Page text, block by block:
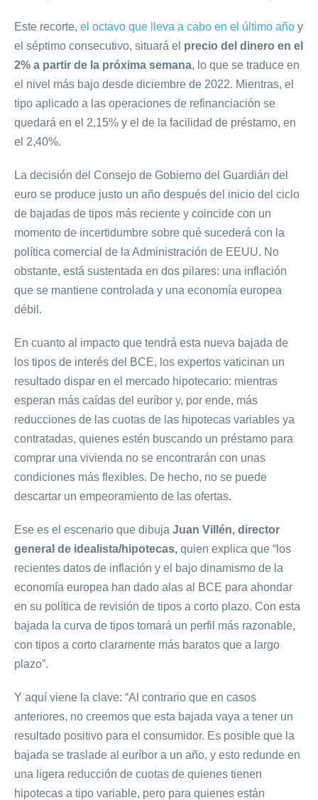
Este recorte, el octavo que lleva a cabo en el último año y
el séptimo consecutivo, situará el precio del dinero en el
2% a partir de la próxima semana, lo que se traduce en
el nivel más bajo desde diciembre de 2022. Mientras, el
tipo aplicado a las operaciones de refinanciación se
quedará en el 2,15% y el de la facilidad de préstamo, en
el 2,40%.
La decisión del Consejo de Gobierno del Guardián del
euro se produce justo un año después del inicio del ciclo
de bajadas de tipos más reciente y coincide con un
momento de incertidumbre sobre qué sucederá con la
política comercial de la Administración de EEUU. No
obstante, está sustentada en dos pilares: una inflación
que se mantiene controlada y una economía europea
débil.
En cuanto al impacto que tendrá esta nueva bajada de
los tipos de interés del BCE, los expertos vaticinan un
resultado dispar en el mercado hipotecario: mientras
esperan más caídas del euríbor y, por ende, más
reducciones de las cuotas de las hipotecas variables ya
contratadas, quienes estén buscando un préstamo para
comprar una vivienda no se encontrarán con unas
condiciones más flexibles. De hecho, no se puede
descartar un empeoramiento de las ofertas.
Ese es el escenario que dibuja Juan Villén, director
general de idealista/hipotecas, quien explica que “los
recientes datos de inflación y el bajo dinamismo de la
economía europea han dado alas al BCE para ahondar
en su política de revisión de tipos a corto plazo. Con esta
bajada la curva de tipos tomará un perfil más razonable,
con tipos a corto claramente más baratos que a largo
plazo”.
Y aquí viene la clave: “Al contrario que en casos
anteriores, no creemos que esta bajada vaya a tener un
resultado positivo para el consumidor. Es posible que la
bajada se traslade al euríbor a un año, y esto redunde en
una ligera reducción de cuotas de quienes tienen
hipotecas a tipo variable, pero para quienes están